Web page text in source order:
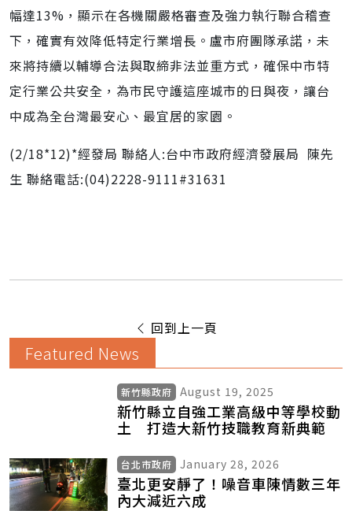
幅達13%，顯示在各機關嚴格審查及強力執行聯合稽查
下，確實有效降低特定行業增長。盧市府團隊承諾，未
來將持續以輔導合法與取締非法並重方式，確保中市特
定行業公共安全，為市民守護這座城市的日與夜，讓台
中成為全台灣最安心、最宜居的家園。
(2/18*12)*經發局 聯絡人:台中市政府經濟發展局 陳先
生 聯絡電話:(04)2228-9111#31631
回到上一頁
Featured News
新竹縣政府 August 19, 2025
新竹縣立自強工業高級中等學校動
土 打造大新竹技職教育新典範
台北市政府 January 28, 2026
臺北更安靜了！噪音車陳情數三年
內大減近六成